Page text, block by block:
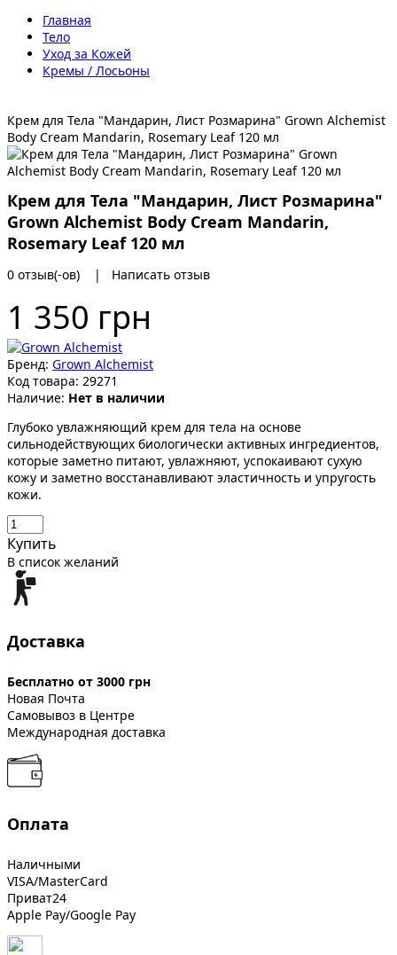
Главная
Тело
Уход за Кожей
Кремы / Лосьоны
Крем для Тела "Мандарин, Лист Розмарина" Grown Alchemist
Body Cream Mandarin, Rosemary Leaf 120 мл
Крем для Тела "Мандарин, Лист Розмарина"
Grown Alchemist Body Cream Mandarin,
Rosemary Leaf 120 мл
0 отзыв(-ов) | Написать отзыв
1 350 грн
Бренд: Grown Alchemist
Код товара: 29271
Наличие: Нет в наличии
Глубоко увлажняющий крем для тела на основе
сильнодействующих биологически активных ингредиентов,
которые заметно питают, увлажняют, успокаивают сухую
кожу и заметно восстанавливают эластичность и упругость
кожи.
Купить
В список желаний
Доставка
Бесплатно от 3000 грн
Новая Почта
Самовывоз в Центре
Международная доставка
Оплата
Наличными
VISA/MasterCard
Приват24
Apple Pay/Google Pay